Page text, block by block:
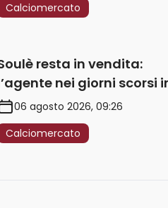
Calciomercato
resta in vendita:
nei giorni scorsi
06 agosto 2026, 09:26
Calciomercato